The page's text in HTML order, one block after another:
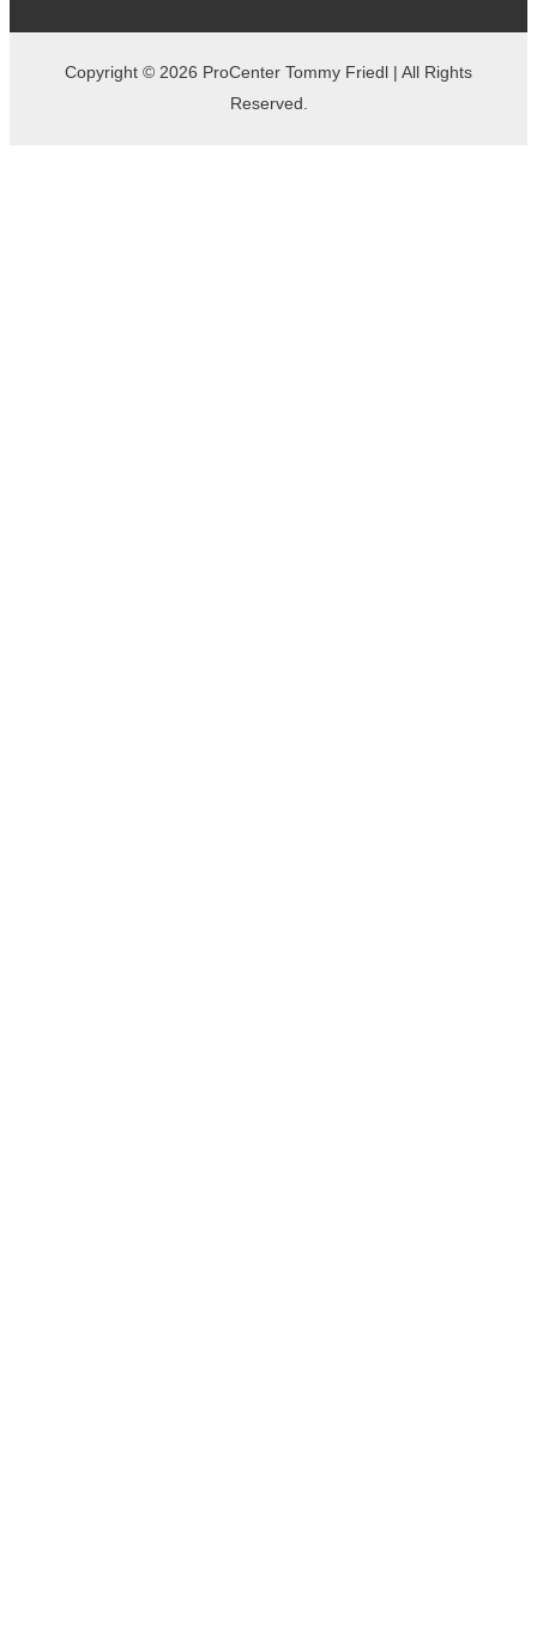
Copyright © 2026 ProCenter Tommy Friedl | All Rights
Reserved.